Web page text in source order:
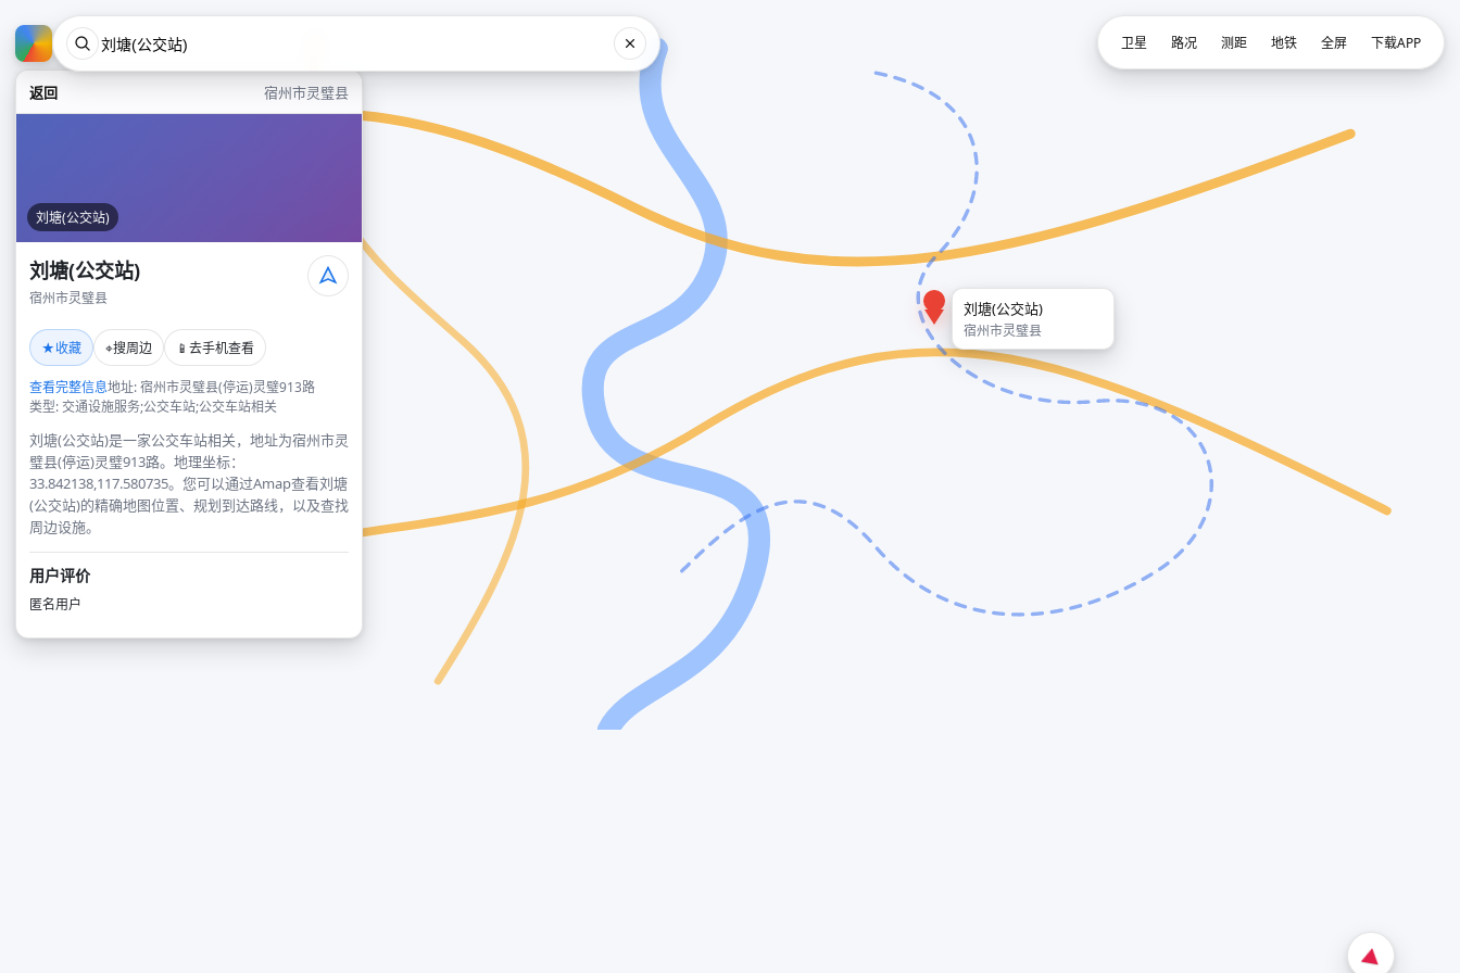
返回 宿州市灵璧县
刘塘(公交站)
刘塘(公交站)
宿州市灵璧县
★收藏 ⌖搜周边 📱 去手机查看
查看完整信息地址: 宿州市灵璧县(停运)灵璧913路
类型: 交通设施服务;公交车站;公交车站相关
刘塘(公交站)是一家公交车站相关，地址为宿州市灵
璧县(停运)灵璧913路。地理坐标：
33.842138,117.580735。您可以通过Amap查看刘塘
(公交站)的精确地图位置、规划到达路线，以及查找
周边设施。
用户评价
匿名用户
刘塘(公交站)
宿州市灵璧县
卫星 路况 测距 地铁 全屏 下载APP